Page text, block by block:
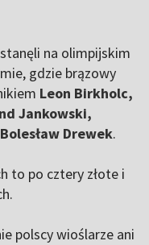
na olimpijskim
gdzie brązowy
Leon Birkholc,
Jankowski,
Drewek.
to po cztery złote i
polscy wioślarze ani